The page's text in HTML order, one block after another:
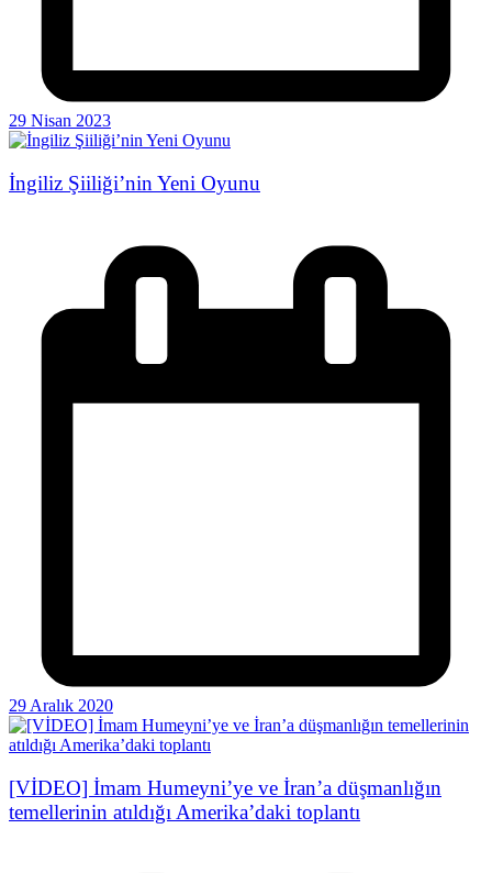
29 Nisan 2023
İngiliz Şiiliği’nin Yeni Oyunu
29 Aralık 2020
[VİDEO] İmam Humeyni’ye ve İran’a düşmanlığın
temellerinin atıldığı Amerika’daki toplantı